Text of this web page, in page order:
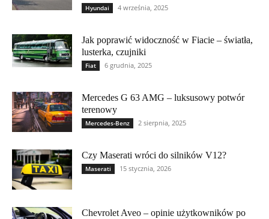
Hyundai 4 września, 2025
Jak poprawić widoczność w Fiacie – światła,
lusterka, czujniki
Fiat 6 grudnia, 2025
Mercedes G 63 AMG – luksusowy potwór
terenowy
Mercedes-Benz 2 sierpnia, 2025
Czy Maserati wróci do silników V12?
Maserati 15 stycznia, 2026
Chevrolet Aveo – opinie użytkowników po